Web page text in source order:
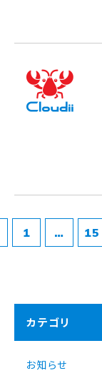
1 … 15
カテゴリ
お知らせ